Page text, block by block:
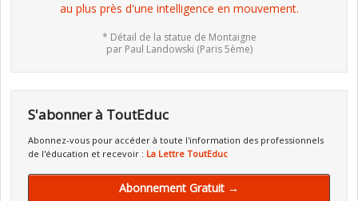
au plus près d'une intelligence en mouvement.
* Détail de la statue de Montaigne
par Paul Landowski (Paris 5ème)
S'abonner à ToutEduc
Abonnez-vous pour accéder à toute l'information des professionnels
de l'éducation et recevoir : La Lettre ToutEduc
Abonnement Gratuit →